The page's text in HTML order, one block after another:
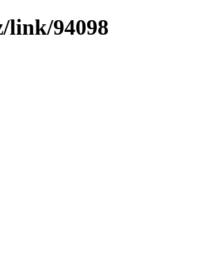
link/94098